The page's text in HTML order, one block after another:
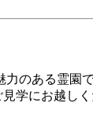
力のある霊園
学にお越し